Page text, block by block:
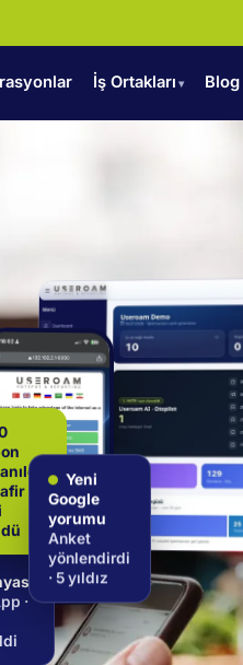
İş Ortakları Blog
·
Yeni
Google
yorumu
Anket
yönlendirdi
· 5 yıldız